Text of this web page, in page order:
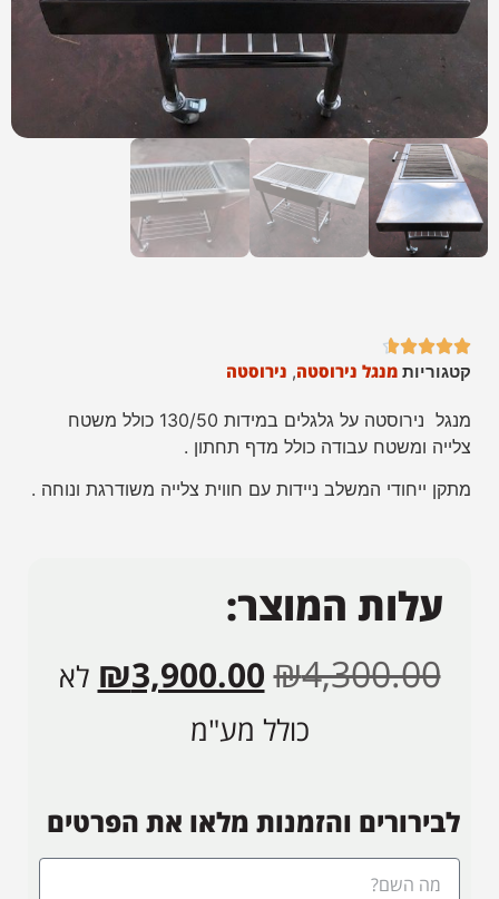





קטגוריות מנגל נירוסטה, נירוסטה
מנגל נירוסטה על גלגלים במידות 130/50 כולל משטח
צלייה ומשטח עבודה כולל מדף תחתון .
מתקן ייחודי המשלב ניידות עם חווית צלייה משודרגת ונוחה .
עלות המוצר:
₪4,300.00
₪3,900.00
לא
כולל מע"מ
לבירורים והזמנות מלאו את הפרטים